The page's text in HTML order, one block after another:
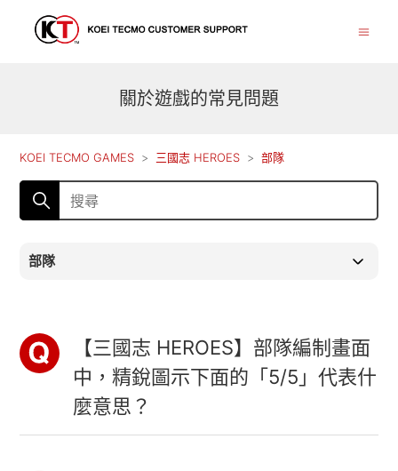
關於遊戲的常見問題
KOEI TECMO GAMES 三國志 HEROES 部隊
部隊
【三國志 HEROES】部隊編制畫面
中，精銳圖示下面的「5/5」代表什
麼意思？